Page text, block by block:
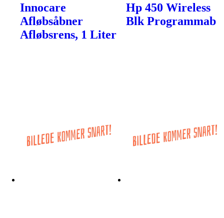
Innocare
Afløbsåbner
Afløbsrens, 1 Liter
Hp 450 Wireless
Blk Programmab